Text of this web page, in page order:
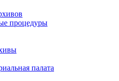
процедуры
палата